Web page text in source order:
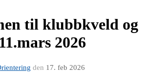
til klubbkveld og
2026
den 17. feb 2026